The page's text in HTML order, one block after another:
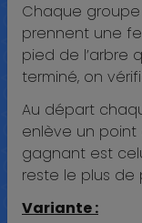
Chaque groupe
prennent une
pied de l’arbre
terminé, on
Au départ
enlève un point
gagnant est
reste le plus de
Variante :